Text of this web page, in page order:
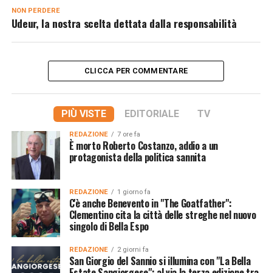
NON PERDERE
Udeur, la nostra scelta dettata dalla responsabilità
CLICCA PER COMMENTARE
PIÙ VISTE EDITORIALE TV
REDAZIONE 7 ore fa
È morto Roberto Costanzo, addio a un
protagonista della politica sannita
REDAZIONE 1 giorno fa
C'è anche Benevento in "The Goatfather":
Clementino cita la città delle streghe nel nuovo
singolo di Bella Espo
REDAZIONE 2 giorni fa
San Giorgio del Sannio si illumina con "La Bella